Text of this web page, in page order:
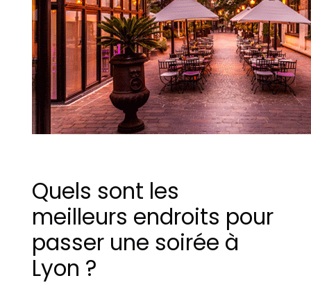
Quels sont les
meilleurs endroits pour
passer une soirée à
Lyon ?